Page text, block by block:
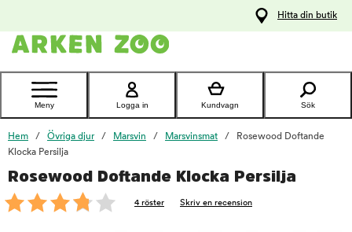
Kontakta
Hitta din butik
Meny Logga in Kundvagn Sök
Hem Övriga djur Marsvin Marsvinsmat
Rosewood Doftande
Klocka Persilja
Rosewood Doftande Klocka Persilja
4 röster Skriv en recension
foo